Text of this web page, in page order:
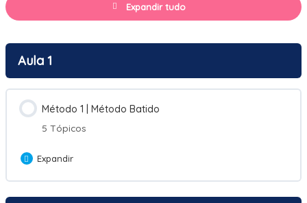
Expandir tudo
Aula 1
Método 1 | Método Batido
5 Tópicos
Expandir
Conteúdo da Aula